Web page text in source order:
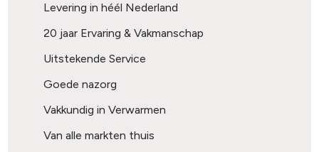
Levering in héél Nederland
20 jaar Ervaring & Vakmanschap
Uitstekende Service
Goede nazorg
Vakkundig in Verwarmen
Van alle markten thuis